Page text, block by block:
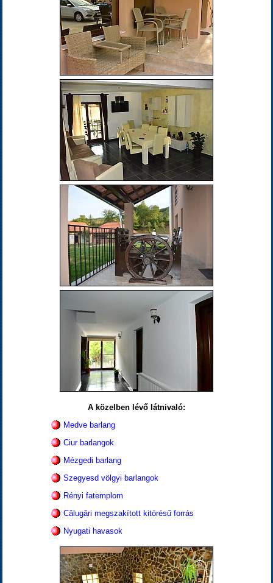
A közelben lévő látnivaló:
Medve barlang
Ciur barlangok
Mézgedi barlang
Szegyesd völgyi barlangok
Rényi fatemplom
Călugări megszakított kitörésű forrás
Nyugati havasok